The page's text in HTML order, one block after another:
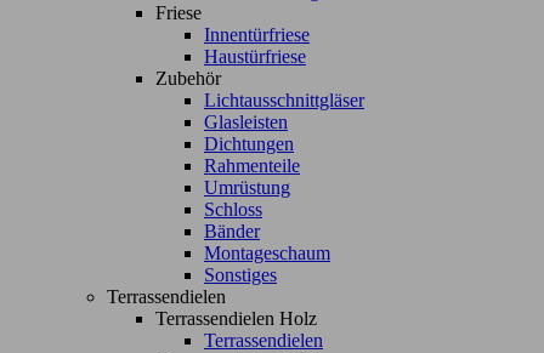
Friese
Innentürfriese
Haustürfriese
Zubehör
Lichtausschnittgläser
Glasleisten
Dichtungen
Rahmenteile
Umrüstung
Schloss
Bänder
Montageschaum
Sonstiges
Terrassendielen
Terrassendielen Holz
Terrassendielen